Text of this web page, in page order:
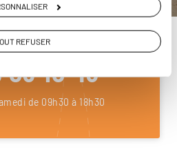
REFUSER
ou
avec un spécialiste Espagne
08 10 48
de 09h30 à 18h30